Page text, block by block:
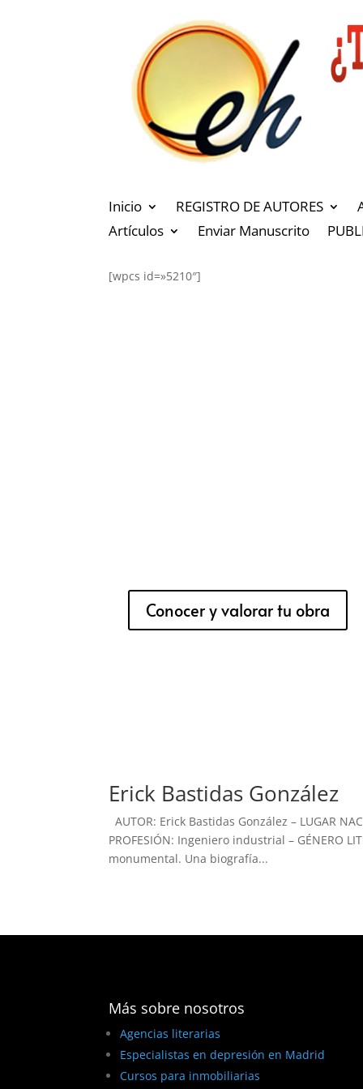
Inicio REGISTRO DE AUTORES
Artículos
Enviar Manuscrito
[wpcs id=»5210″]
Conocer y valorar tu obra
Erick Bastidas González
AUTOR: Erick Bastidas González – LUGAR
PROFESIÓN: Ingeniero industrial – GÉNERO
monumental. Una biografía...
Más sobre nosotros
Agencias literarias
Especialistas en depresión en Madrid
Cursos para inmobiliarias